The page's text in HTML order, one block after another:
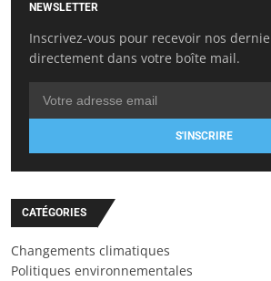
NEWSLETTER
Inscrivez-vous pour recevoir nos
directement dans votre boîte mail.
S'INSCRIRE
CATÉGORIES
Changements climatiques
Politiques environnementales